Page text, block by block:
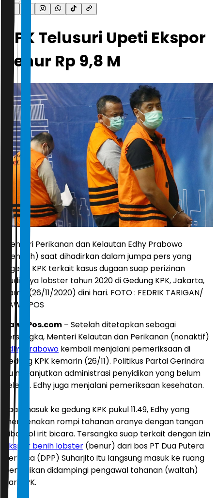
KPK Telusuri Upeti Ekspor
Benur Rp 9,8 M
Menteri Perikanan dan Kelautan Edhy Prabowo
(tengah) saat dihadirkan dalam jumpa pers yang
digelar KPK terkait kasus dugaan suap perizinan
budidaya lobster tahun 2020 di Gedung KPK, Jakarta,
Kamis (26/11/2020) dini hari. FOTO : FEDRIK TARIGAN/
JAWA POS
JawaPos.com – Setelah ditetapkan sebagai
tersangka, Menteri Kelautan dan Perikanan (nonaktif)
Edhy Prabowo kembali menjalani pemeriksaan di
gedung KPK kemarin (26/11). Politikus Partai Gerindra
itu melanjutkan administrasi penyidikan yang belum
selesai. Edhy juga menjalani pemeriksaan kesehatan.
Saat masuk ke gedung KPK pukul 11.49, Edhy yang
mengenakan rompi tahanan oranye dengan tangan
diborgol irit bicara. Tersangka suap terkait dengan izin
ekspor benih lobster (benur) dari bos PT Dua Putera
Perkasa (DPP) Suharjito itu langsung masuk ke ruang
penyidikan didampingi pengawal tahanan (waltah)
dari KPK.